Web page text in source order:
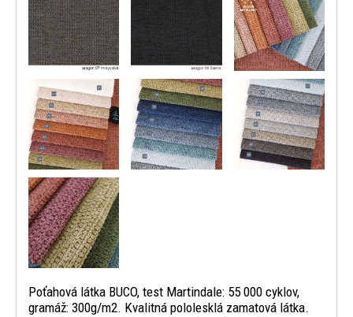
Poťahová látka BUCO, test Martindale: 55 000 cyklov,
gramáž: 300g/m2. Kvalitná pololesklá zamatová látka.